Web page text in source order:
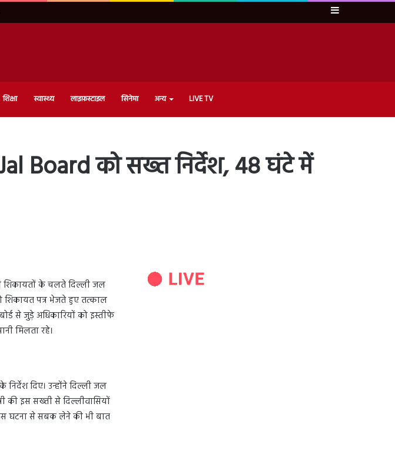
Sidebar
शिक्षा स्वास्थ्य लाइफ़स्टाइल सिनेमा अन्य LIVE TV
Board को सख्त निर्देश, 48 घंटे में
शिकायतों के चलते दिल्ली जल
शिकायत पत्र भेजते हुए तत्काल
से जुड़े अधिकारियों को इस्तीफे
मिलता रहे।
दिए। उन्होंने दिल्ली जल
की इस सख्ती से दिल्लीवासियों
घटना से सबक लेने की भी बात